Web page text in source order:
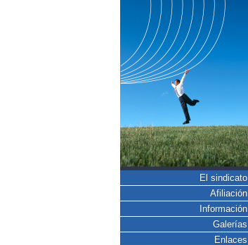
El sindicato
Afiliación
Información
Galerías
Enlaces